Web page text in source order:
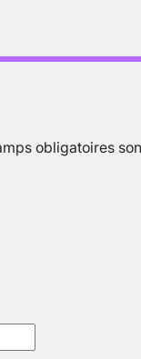
obligatoires